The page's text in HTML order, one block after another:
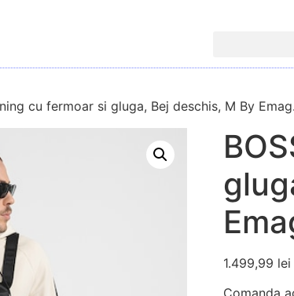
cu fermoar si gluga, Bej deschis, M By
1.499,99 lei